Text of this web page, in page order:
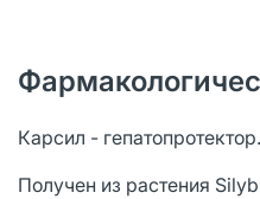
Карсил - гепатопротектор.
Получен из растения